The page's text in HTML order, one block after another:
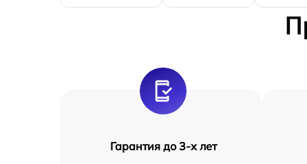
Гарантия до 3-х лет